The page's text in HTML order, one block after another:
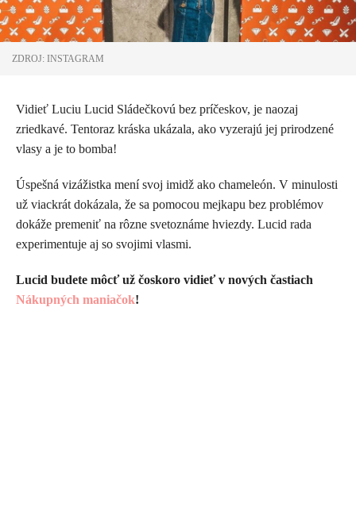
ZDROJ: INSTAGRAM
Vidieť Luciu Lucid Sládečkovú bez príčeskov, je naozaj
zriedkavé. Tentoraz kráska ukázala, ako vyzerajú jej prirodzené
vlasy a je to bomba!
Úspešná vizážistka mení svoj imidž ako chameleón. V minulosti
už viackrát dokázala, že sa pomocou mejkapu bez problémov
dokáže premeniť na rôzne svetoznáme hviezdy. Lucid rada
experimentuje aj so svojimi vlasmi.
Lucid budete môcť už čoskoro vidieť v nových častiach
Nákupných maniačok!